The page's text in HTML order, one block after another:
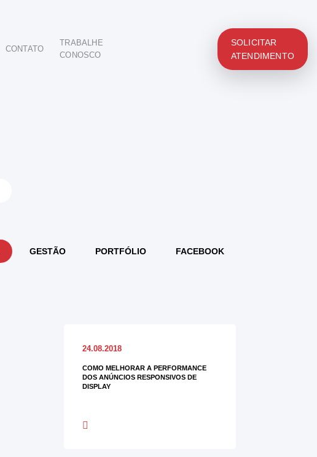
CONTATO
TRABALHE
CONOSCO
SOLICITAR
ATENDIMENTO
GESTÃO PORTFÓLIO FACEBOOK
24.08.2018
COMO MELHORAR A PERFORMANCE
DOS ANÚNCIOS RESPONSIVOS DE
DISPLAY